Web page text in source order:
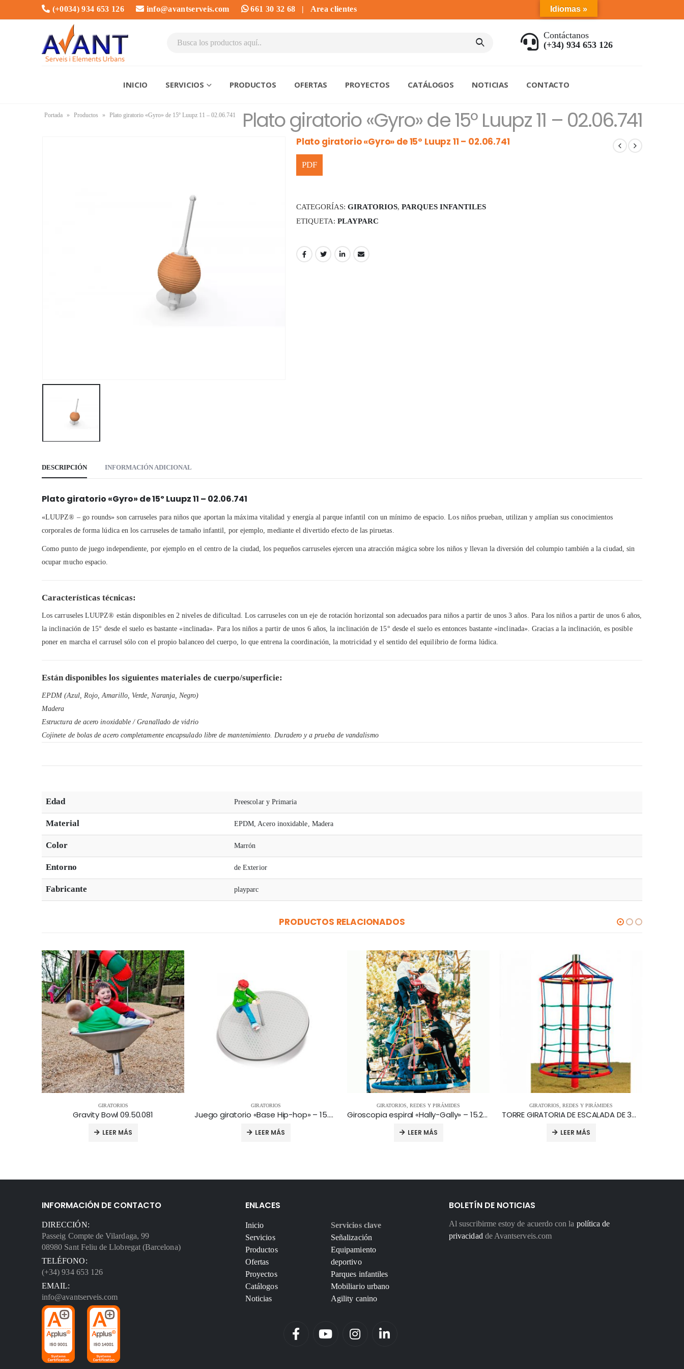
(+0034) 934 653 126 info@avantserveis.com 661 30 32 68 | Area clientes
Contáctanos
(+34) 934 653 126
INICIO SERVICIOS PRODUCTOS OFERTAS PROYECTOS CATÁLOGOS NOTICIAS CONTACTO
Plato giratorio «Gyro» de 15º Luupz 11 – 02.06.741
Portada » Productos » Plato giratorio «Gyro» de 15º Luupz 11 – 02.06.741
Plato giratorio «Gyro» de 15º Luupz 11 – 02.06.741
CATEGORÍAS: GIRATORIOS, PARQUES INFANTILES
ETIQUETA: PLAYPARC
DESCRIPCIÓN INFORMACIÓN ADICIONAL
Plato giratorio «Gyro» de 15º Luupz 11 – 02.06.741
«LUUPZ® – go rounds» son carruseles para niños que aportan la máxima vitalidad y energía al parque infantil con un mínimo de espacio. Los niños prueban, utilizan y amplían sus conocimientos
corporales de forma lúdica en los carruseles de tamaño infantil, por ejemplo, mediante el divertido efecto de las piruetas.
Como punto de juego independiente, por ejemplo en el centro de la ciudad, los pequeños carruseles ejercen una atracción mágica sobre los niños y llevan la diversión del columpio también a la ciudad, sin
ocupar mucho espacio.
Características técnicas:
Los carruseles LUUPZ® están disponibles en 2 niveles de dificultad. Los carruseles con un eje de rotación horizontal son adecuados para niños a partir de unos 3 años. Para los niños a partir de unos 6 años,
la inclinación de 15° desde el suelo es bastante «inclinada». Para los niños a partir de unos 6 años, la inclinación de 15° desde el suelo es entonces bastante «inclinada». Gracias a la inclinación, es posible
poner en marcha el carrusel sólo con el propio balanceo del cuerpo, lo que entrena la coordinación, la motricidad y el sentido del equilibrio de forma lúdica.
Están disponibles los siguientes materiales de cuerpo/superficie:
EPDM (Azul, Rojo, Amarillo, Verde, Naranja, Negro)
Madera
Estructura de acero inoxidable / Granallado de vidrio
Cojinete de bolas de acero completamente encapsulado libre de mantenimiento. Duradero y a prueba de vandalismo
Edad Preescolar y Primaria
Material EPDM, Acero inoxidable, Madera
Color Marrón
Entorno de Exterior
Fabricante playparc
PRODUCTOS RELACIONADOS
GIRATORIOS
Gravity Bowl 09.50.081
LEER MÁS
GIRATORIOS
Juego giratorio «Base Hip-hop» – 15.30.001
LEER MÁS
GIRATORIOS REDES Y PIRÁMIDES
Giroscopia espiral «Hally-Gally» – 15.20.640
LEER MÁS
GIRATORIOS REDES Y PIRÁMIDES
TORRE GIRATORIA DE ESCALADA DE 3m. ART7520
LEER MÁS
INFORMACIÓN DE CONTACTO
DIRECCIÓN:
Passeig Compte de Vilardaga, 99
08980 Sant Feliu de Llobregat (Barcelona)
TELÉFONO:
(+34) 934 653 126
EMAIL:
info@avantserveis.com
ENLACES
Inicio
Servicios
Productos
Ofertas
Proyectos
Catálogos
Noticias
Servicios clave
Señalización
Equipamiento
deportivo
Parques infantiles
Mobiliario urbano
Agility canino
BOLETÍN DE NOTICIAS
Al suscribirme estoy de acuerdo con la política de
privacidadde Avantserveis.com
Idiomas »